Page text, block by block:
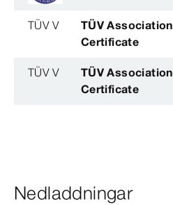
TÜV V
TÜV Association
Certificate
TÜV V
TÜV Association
Certificate
Nedladdningar